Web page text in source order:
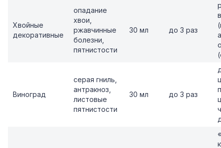
Хвойные
декоративные
опадание
хвои,
ржавчинные
болезни,
пятнистости
30 мл до 3 раз
Виноград
серая гниль,
антракноз,
листовые
пятнистости
30 мл до 3 раз